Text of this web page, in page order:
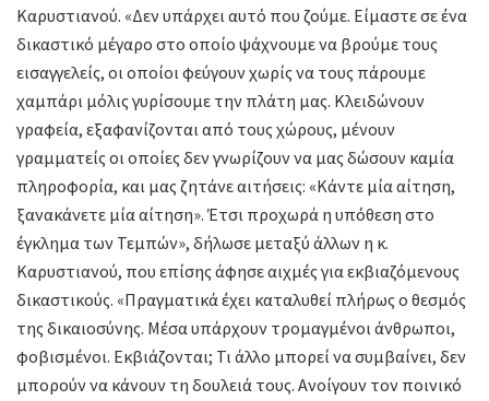
Καρυστιανού. «Δεν υπάρχει αυτό που ζούμε. Είμαστε σε ένα
δικαστικό μέγαρο στο οποίο ψάχνουμε να βρούμε τους
εισαγγελείς, οι οποίοι φεύγουν χωρίς να τους πάρουμε
χαμπάρι μόλις γυρίσουμε την πλάτη μας. Κλειδώνουν
γραφεία, εξαφανίζονται από τους χώρους, μένουν
γραμματείς οι οποίες δεν γνωρίζουν να μας δώσουν καμία
πληροφορία, και μας ζητάνε αιτήσεις: «Κάντε μία αίτηση,
ξανακάνετε μία αίτηση». Έτσι προχωρά η υπόθεση στο
έγκλημα των Τεμπών», δήλωσε μεταξύ άλλων η κ.
Καρυστιανού, που επίσης άφησε αιχμές για εκβιαζόμενους
δικαστικούς. «Πραγματικά έχει καταλυθεί πλήρως ο θεσμός
της δικαιοσύνης. Μέσα υπάρχουν τρομαγμένοι άνθρωποι,
φοβισμένοι. Εκβιάζονται; Τι άλλο μπορεί να συμβαίνει, δεν
μπορούν να κάνουν τη δουλειά τους. Ανοίγουν τον ποινικό